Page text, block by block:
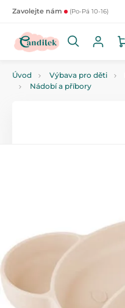
Zavolejte nám (Po-Pá 10-16)
Úvod Výbava pro děti
Nádobí a příbory